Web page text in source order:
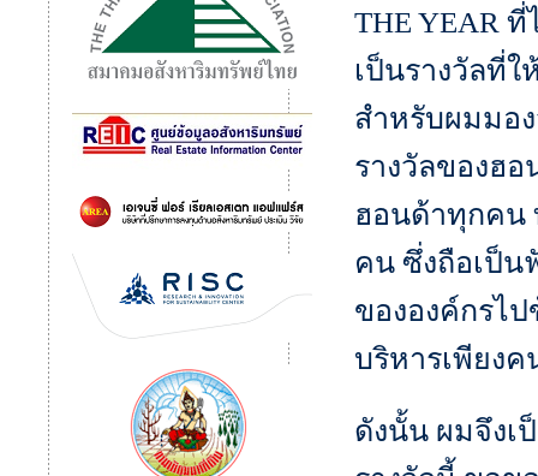
THE YEAR
เป็นรางวัลที่
สำหรับผมมอ
รางวัลของฮอ
ฮอนด้าทุกคน
คน ซึ่งถือเป็น
ขององค์กรไป
บริหารเพียงค
ดังนั้น ผมจึงเ